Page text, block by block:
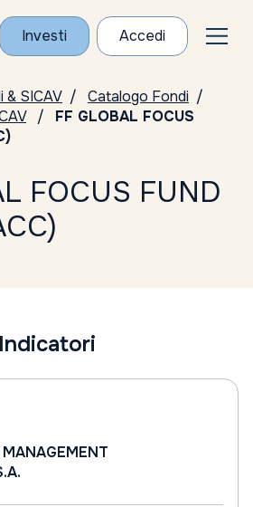
Investi Accedi
& SICAV
Catalogo Fondi
FF GLOBAL FOCUS
FOCUS FUND